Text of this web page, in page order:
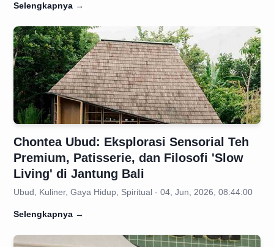
Selengkapnya →
Chontea Ubud: Eksplorasi Sensorial Teh
Premium, Patisserie, dan Filosofi 'Slow
Living' di Jantung Bali
Ubud, Kuliner, Gaya Hidup, Spiritual - 04, Jun, 2026, 08:44:00
Selengkapnya →